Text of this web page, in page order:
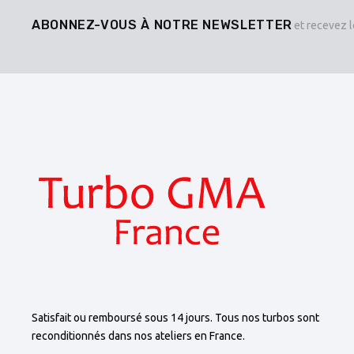
ABONNEZ-VOUS À NOTRE NEWSLETTER et recevez
Satisfait ou remboursé sous 14 jours. Tous nos turbos sont
reconditionnés dans nos ateliers en France.